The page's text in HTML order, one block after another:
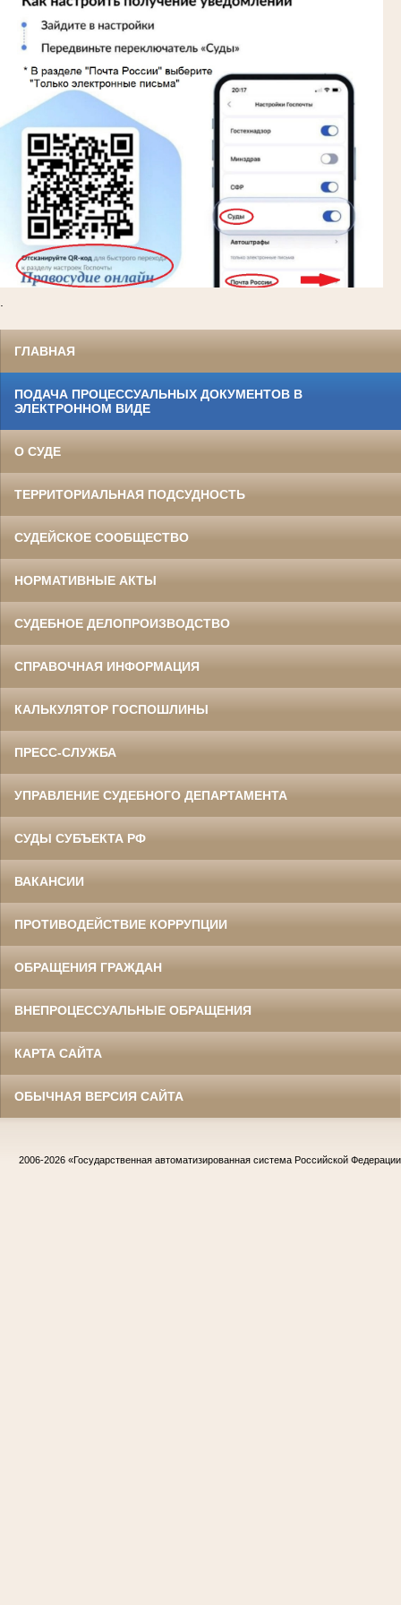
.
ГЛАВНАЯ
ПОДАЧА ПРОЦЕССУАЛЬНЫХ ДОКУМЕНТОВ В
ЭЛЕКТРОННОМ ВИДЕ
О СУДЕ
ТЕРРИТОРИАЛЬНАЯ ПОДСУДНОСТЬ
СУДЕЙСКОЕ СООБЩЕСТВО
НОРМАТИВНЫЕ АКТЫ
СУДЕБНОЕ ДЕЛОПРОИЗВОДСТВО
СПРАВОЧНАЯ ИНФОРМАЦИЯ
КАЛЬКУЛЯТОР ГОСПОШЛИНЫ
ПРЕСС-СЛУЖБА
УПРАВЛЕНИЕ СУДЕБНОГО ДЕПАРТАМЕНТА
СУДЫ СУБЪЕКТА РФ
ВАКАНСИИ
ПРОТИВОДЕЙСТВИЕ КОРРУПЦИИ
ОБРАЩЕНИЯ ГРАЖДАН
ВНЕПРОЦЕССУАЛЬНЫЕ ОБРАЩЕНИЯ
КАРТА САЙТА
ОБЫЧНАЯ ВЕРСИЯ САЙТА
2006-2026 «Государственная автоматизированная система Российской